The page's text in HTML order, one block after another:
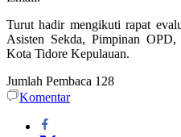
Turut hadir mengikuti rapat
Asisten Sekda, Pimpinan
Kota Tidore Kepulauan.
Jumlah Pembaca 128
Komentar